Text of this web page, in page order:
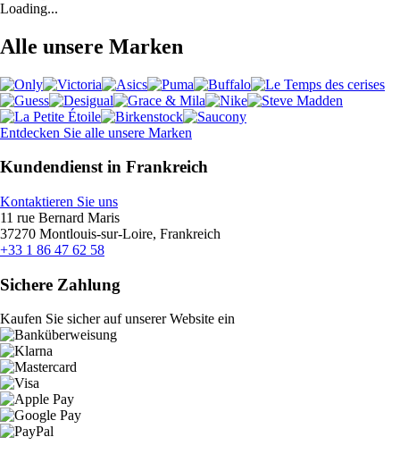
Loading...
Alle unsere Marken
Entdecken Sie alle unsere Marken
Kundendienst in Frankreich
Kontaktieren Sie uns
11 rue Bernard Maris
37270 Montlouis-sur-Loire, Frankreich
+33 1 86 47 62 58
Sichere Zahlung
Kaufen Sie sicher auf unserer Website ein